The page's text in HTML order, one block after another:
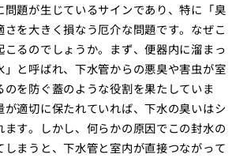
問題が生じているサインであり、特に「臭
さを大きく損なう厄介な問題です。なぜこ
こるのでしょうか。まず、便器内に溜まっ
」と呼ばれ、下水管からの悪臭や害虫が室
のを防ぐ蓋のような役割を果たしていま
が適切に保たれていれば、下水の臭いはシ
ます。しかし、何らかの原因でこの封水の
しまうと、下水管と室内が直接つながって